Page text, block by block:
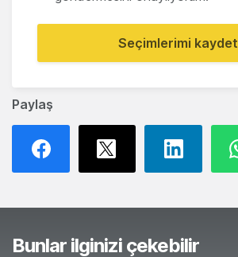
Paylaş
Seçimlerimi kaydet
Bunlar ilginizi çekebilir